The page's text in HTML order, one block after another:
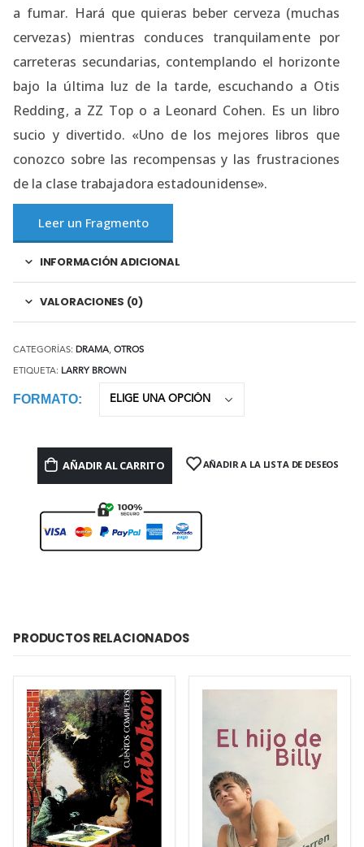
a fumar. Hará que quieras beber cerveza (muchas
cervezas) mientras conduces tranquilamente por
carreteras secundarias, contemplando el horizonte
bajo la última luz de la tarde, escuchando a Otis
Redding, a ZZ Top o a Leonard Cohen. Es un libro
sucio y divertido. «Uno de los mejores libros que
conozco sobre las recompensas y las frustraciones
de la clase trabajadora estadounidense».
Leer un Fragmento
INFORMACIÓN ADICIONAL
VALORACIONES (0)
CATEGORÍAS: DRAMA, OTROS
ETIQUETA: LARRY BROWN
FORMATO
AÑADIR AL CARRITO AÑADIR A LA LISTA DE DESEOS
PRODUCTOS RELACIONADOS